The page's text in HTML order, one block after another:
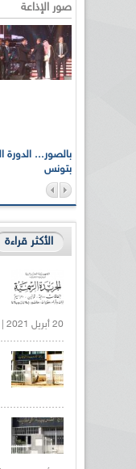
صور الإذاعة
بتونس
الأكثر قراءة
20 أبريل 2021 |